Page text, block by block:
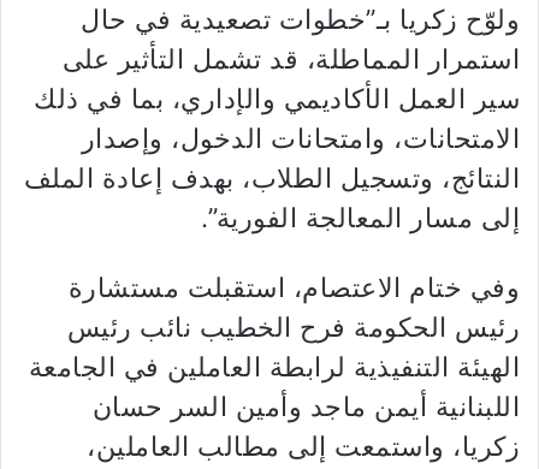
ولوّح زكريا بـ”خطوات تصعيدية في حال
استمرار المماطلة، قد تشمل التأثير على
سير العمل الأكاديمي والإداري، بما في ذلك
الامتحانات، وامتحانات الدخول، وإصدار
النتائج، وتسجيل الطلاب، بهدف إعادة الملف
إلى مسار المعالجة الفورية”.
وفي ختام الاعتصام، استقبلت مستشارة
رئيس الحكومة فرح الخطيب نائب رئيس
الهيئة التنفيذية لرابطة العاملين في الجامعة
اللبنانية أيمن ماجد وأمين السر حسان
زكريا، واستمعت إلى مطالب العاملين،